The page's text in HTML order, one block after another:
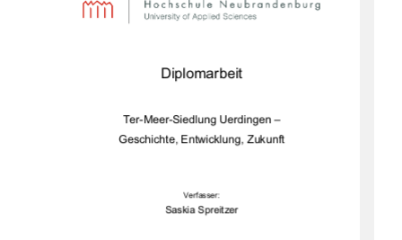
Diplomarbeit
Ter-Meer-Siedlung Uerdingen –
Geschichte, Entwicklung, Zukunft
Verfasser:
Saskia Spreitzer